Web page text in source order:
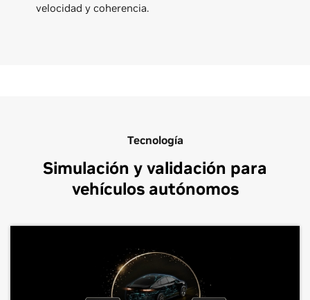
velocidad y coherencia.
Tecnología
Simulación y validación para
vehículos autónomos